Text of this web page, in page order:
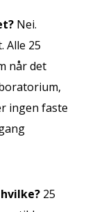
Nei.
Alle 25
når det
ingen faste
25